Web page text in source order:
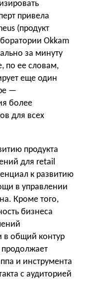
привела
(продукт
Okkam
за минуту
по ее словам,
еще один
—
более
для всех
продукта
для retail
к развитию
в управлении
Кроме того,
бизнеса
в общий контур
продолжает
и инструмента
с аудиторией